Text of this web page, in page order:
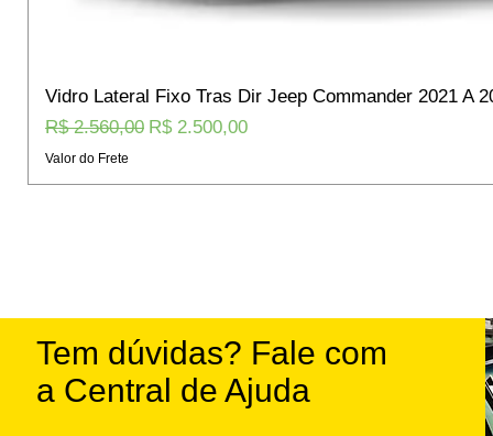
Vidro Lateral Fixo Tras Dir Jeep Commander 2021 A
Preço normal
R$ 2.560,00 Preço promocional
R$ 2.500,00
Valor do Frete
Tem dúvidas? Fale com
a Central de Ajuda